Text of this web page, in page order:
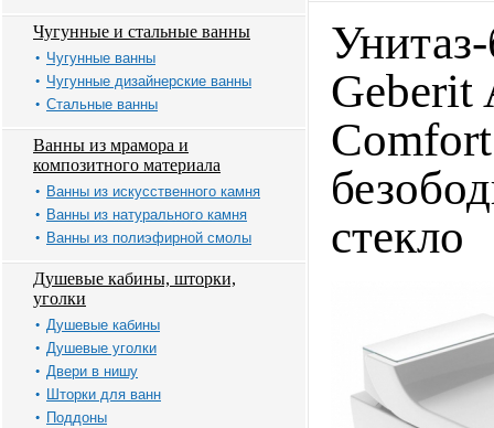
Чугунные и стальные ванны
Чугунные ванны
Чугунные дизайнерские ванны
Стальные ванны
Ванны из мрамора и
композитного материала
Ванны из искусственного камня
Ванны из натурального камня
Ванны из полиэфирной смолы
Душевые кабины, шторки,
уголки
Душевые кабины
Душевые уголки
Двери в нишу
Шторки для ванн
Поддоны
Geberit
стекло